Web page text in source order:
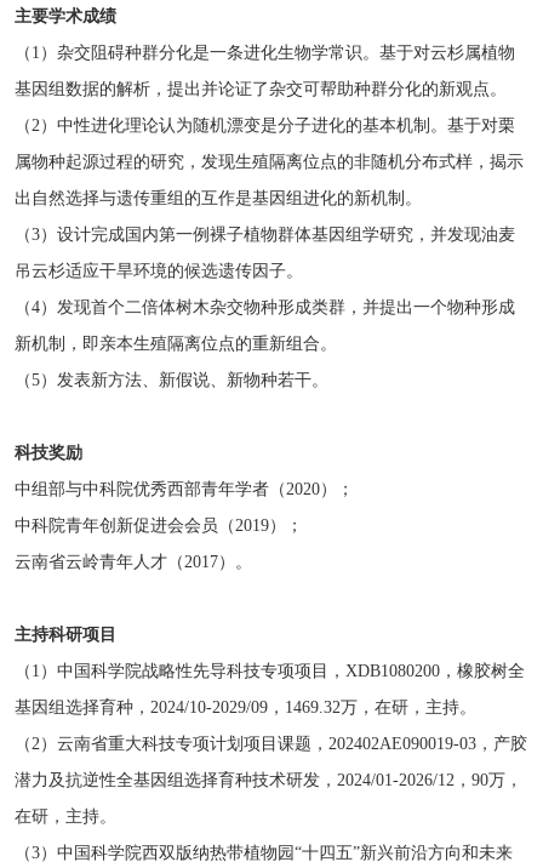
主要学术成绩
（1） 杂交阻碍种群分化是一条进化生物学常识。基于对云杉属植物
基因组数据的解析，提出并论证了杂交可帮助种群分化的新观点。
（2） 中性进化理论认为随机漂变是分子进化的基本机制。基于对栗
属物种起源过程的研究，发现生殖隔离位点的非随机分布式样，揭示
出自然选择与遗传重组的互作是基因组进化的新机制。
（3） 设计完成国内第一例裸子植物群体基因组学研究，并发现油麦
吊云杉适应干旱环境的候选遗传因子。
（4） 发现首个二倍体树木杂交物种形成类群，并提出一个物种形成
新机制，即亲本生殖隔离位点的重新组合。
（5） 发表新方法、新假说、新物种若干。
科技奖励
中组部与中科院优秀西部青年学者 （2020）
；
中科院青年创新促进会会员 （2019）
；
云南省云岭青年人才 （2017） 。
主持科研项目
（1） 中国科学院战略性先导科技专项项目， XDB1080200 ，橡胶树全
基因组选择育种， 2024/10-2029/09，1469.32万，在研，主持。
（2） 云南省重大科技专项计划项目课题， 202402AE090019-03 ，产胶
潜力及抗逆性全基因组选择育种技术研发， 2024/01-2026/12，90万，
在研，主持。
（3） 中国科学院西双版纳热带植物园“十四五”新兴前沿方向和未来